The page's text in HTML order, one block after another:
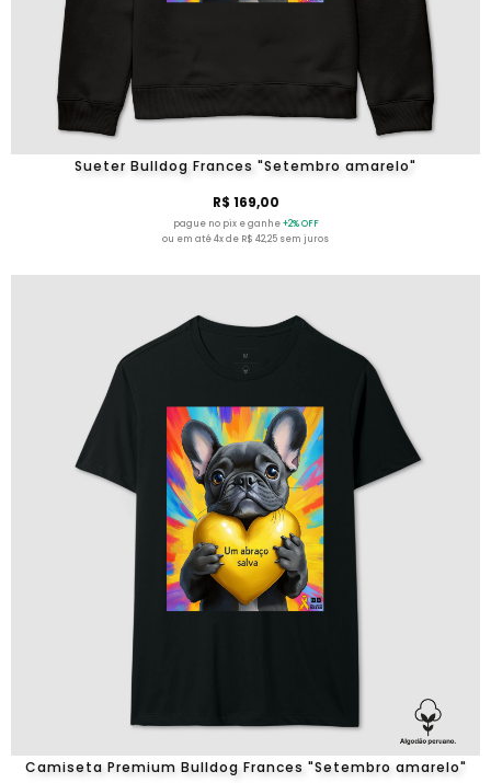
Sueter Bulldog Frances "Setembro amarelo"
R$ 169,00
pague no pix e ganhe+2% OFF
ou em até 4x de R$ 42,25 sem juros
Camiseta Premium Bulldog Frances "Setembro amarelo"